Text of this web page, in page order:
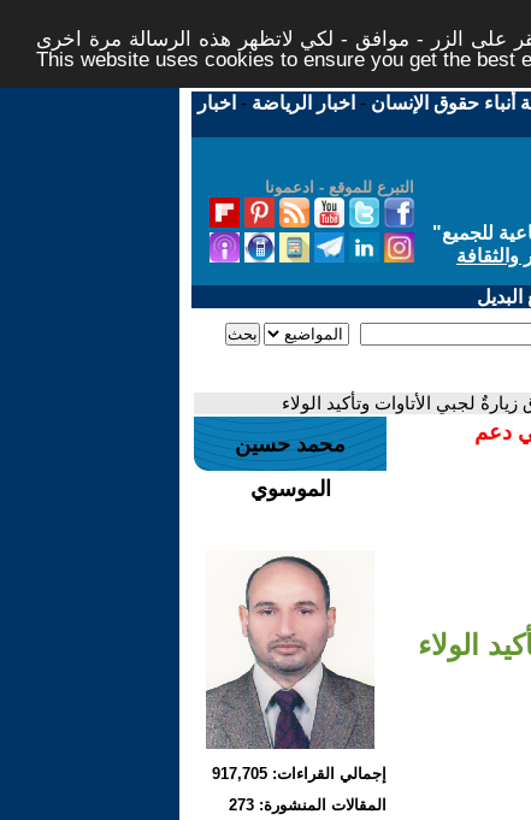
على الزر - موافق - لكي لاتظهر هذه الرسالة مرة اخرى -
This website uses cookies to ensure you get the best
أنباء حقوق الإنسان - اخبار الرياضة - اخبار
التبرع للموقع - ادعمونا
للجميع"
لجبي الأتاوات وتأكيد الولاء
دعم
الولاء
محمد حسين
الموسوي
إجمالي القراءات: 917,705
المقالات المنشورة: 273